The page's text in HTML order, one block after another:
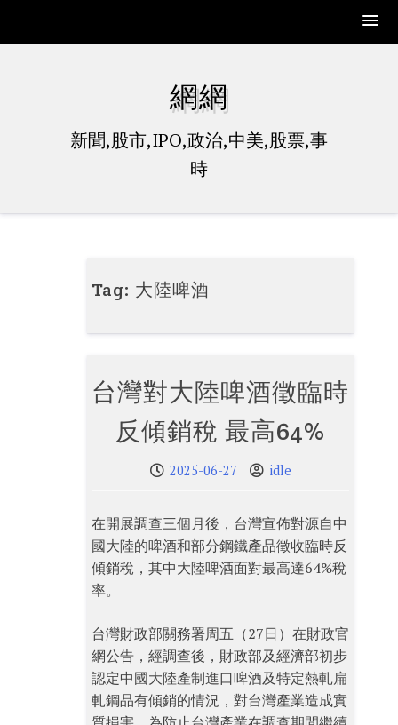
網網
新聞,股市,IPO,政治,中美,股票,事
時
Tag: 大陸啤酒
台灣對大陸啤酒徵臨時
反傾銷稅 最高64%
2025-06-27 idle
在開展調查三個月後，台灣宣佈對源自中
國大陸的啤酒和部分鋼鐵產品徵收臨時反
傾銷稅，其中大陸啤酒面對最高達64%稅
率。
台灣財政部關務署周五（27日）在財政官
網公告，經調查後，財政部及經濟部初步
認定中國大陸產制進口啤酒及特定熱軋扁
軋鋼品有傾銷的情況，對台灣產業造成實